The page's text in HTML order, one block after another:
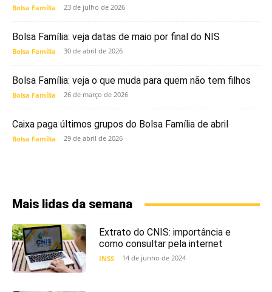
Bolsa Família 23 de julho de 2026
Bolsa Família: veja datas de maio por final do NIS
Bolsa Família 30 de abril de 2026
Bolsa Família: veja o que muda para quem não tem filhos
Bolsa Família 26 de março de 2026
Caixa paga últimos grupos do Bolsa Família de abril
Bolsa Família 29 de abril de 2026
Mais lidas da semana
Extrato do CNIS: importância e
como consultar pela internet
INSS 14 de junho de 2024